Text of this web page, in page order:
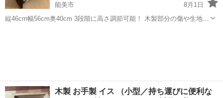
能美市
8月1日
縦46cm幅56cm奥40cm 3段階に高さ調節可能！ 木製部分の傷や生地部
木製 お手製 イス （小型／持ち運びに便利な